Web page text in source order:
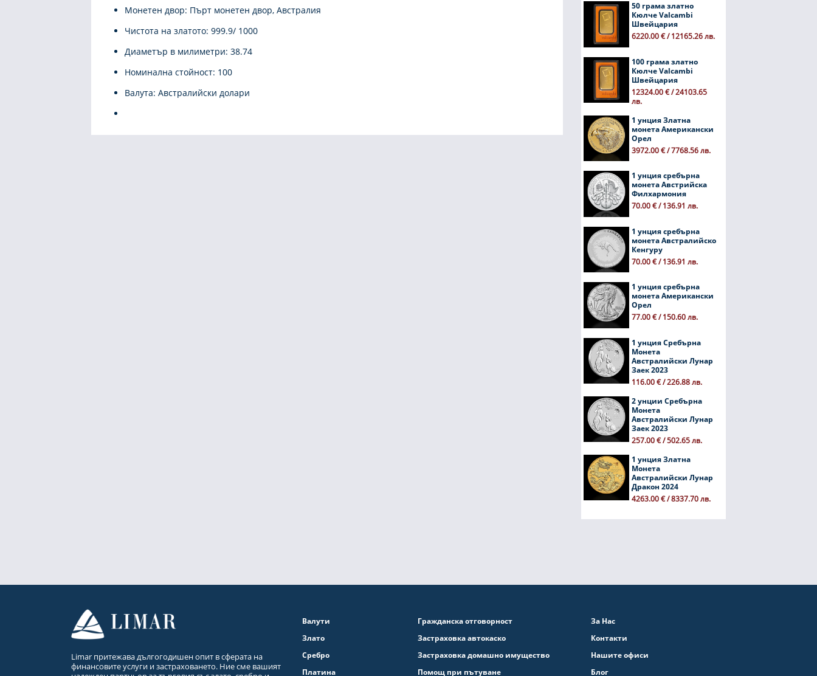
Монетен двор: Пърт монетен двор, Австралия
Чистота на златото: 999.9/ 1000
Диаметър в милиметри: 38.74
Номинална стойност: 100
Валута: Австралийски долари
50 грама златно
Кюлче Valcambi
Швейцария
6220.00 € / 12165.26 лв.
100 грама златно
Кюлче Valcambi
Швейцария
12324.00 € / 24103.65
лв.
1 унция Златна
монета Американски
Орел
3972.00 € / 7768.56 лв.
1 унция сребърна
монета Австрийска
Филхармония
70.00 € / 136.91 лв.
1 унция сребърна
монета Австралийско
Кенгуру
70.00 € / 136.91 лв.
1 унция сребърна
монета Американски
Орел
77.00 € / 150.60 лв.
1 унция Сребърна
Монета
Австралийски Лунар
Заек 2023
116.00 € / 226.88 лв.
2 унции Сребърна
Монета
Австралийски Лунар
Заек 2023
257.00 € / 502.65 лв.
1 унция Златна
Монета
Австралийски Лунар
Дракон 2024
4263.00 € / 8337.70 лв.
Limar притежава дългогодишен опит в сферата на
финансовите услуги и застраховането. Ние сме вашият
Валути
Злато
Сребро
Платина
Гражданска отговорност
Застраховка автокаско
Застраховка домашно имущество
Помощ при пътуване
За Нас
Контакти
Нашите офиси
Блог